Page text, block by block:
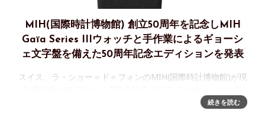
MIH(国際時計博物館) 創立50周年を記念しMIH
Gaïa Series IIIウォッチと手作業によるギョーシ
ェ文字盤を備えた50周年記念エディションを発表
スイス、ラ・ショー＝ド＝フォンのMIH(国際時計博物館)が現
作、Series IIIと50周年記念エディションを発表したというタ
続きを読む